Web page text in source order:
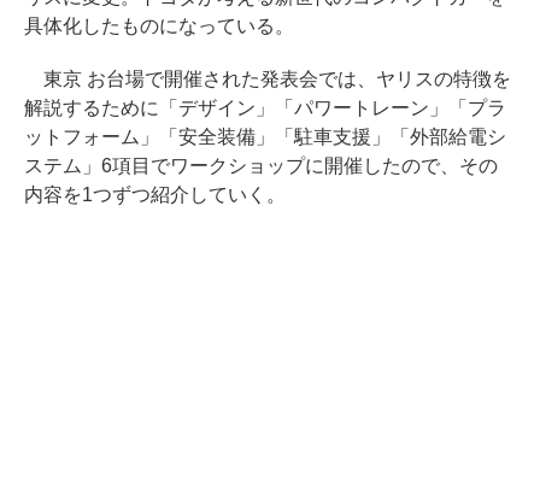
具体化したものになっている。
東京 お台場で開催された発表会では、ヤリスの特徴を
解説するために「デザイン」「パワートレーン」「プラ
ットフォーム」「安全装備」「駐車支援」「外部給電シ
ステム」6項目でワークショップに開催したので、その
内容を1つずつ紹介していく。